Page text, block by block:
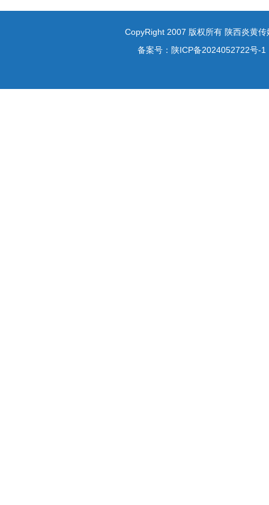
CopyRight 2007 版权所有 陕西炎黄传
备案号： 陕ICP备2024052722号-1